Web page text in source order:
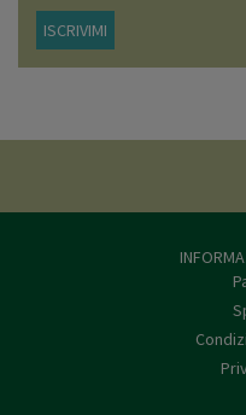
ISCRIVIMI